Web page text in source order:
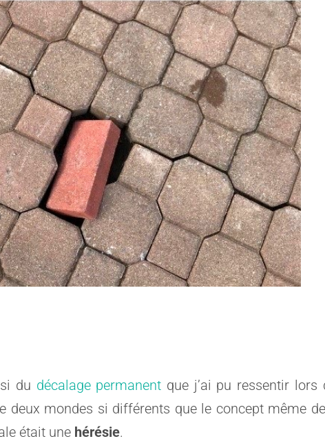
du décalage permanent que j’ai pu ressentir lors
deux mondes si différents que le concept même
était une hérésie.